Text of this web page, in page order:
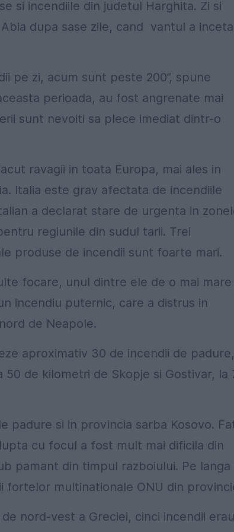
si incendiile din judetul Harghita. Zi si
dupa sase zile, cand vantul a
pe zi, acum sunt peste 200”, spune
perioada, au fost angrenate mai
sunt nevoiti sa plece imediat dintr-o
ravagii in toata Europa, mai ales in
Italia este grav afectata de incendiile
a declarat stare de urgenta in
regiunile din sudul tarii. Trei
produse de incendii sunt foarte mari.
focare, unul dintre ele de o mai mare
incendiu puternic, care a distrus in
de Neapole.
aproximativ 30 de incendii de padure,
de kilometri de Skopje si Gostivar, la
padure si in provincia sarba Kosovo.
cu focul a fost mult mai dificila din
pamant din timpul razboiului. Pe langa
fortelor multinationale ONU din
de nord-vest a Greciei, cinci incendii